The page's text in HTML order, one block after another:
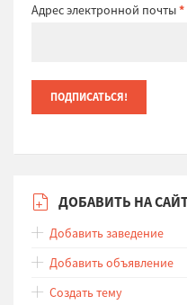
Адрес электронной почты*
ДОБАВИТЬ НА
Добавить заведение
Добавить объявление
Создать тему